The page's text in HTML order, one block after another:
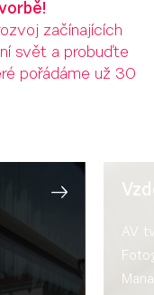
začínajících
svět a probuďte
pořádáme už 30
AV